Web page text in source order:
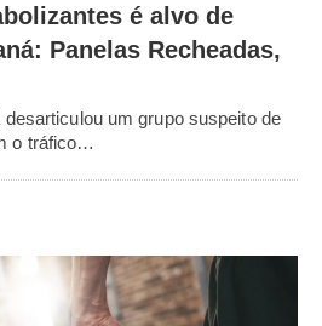
é alvo de
Panelas Recheadas,
um grupo suspeito de
o tráfico…